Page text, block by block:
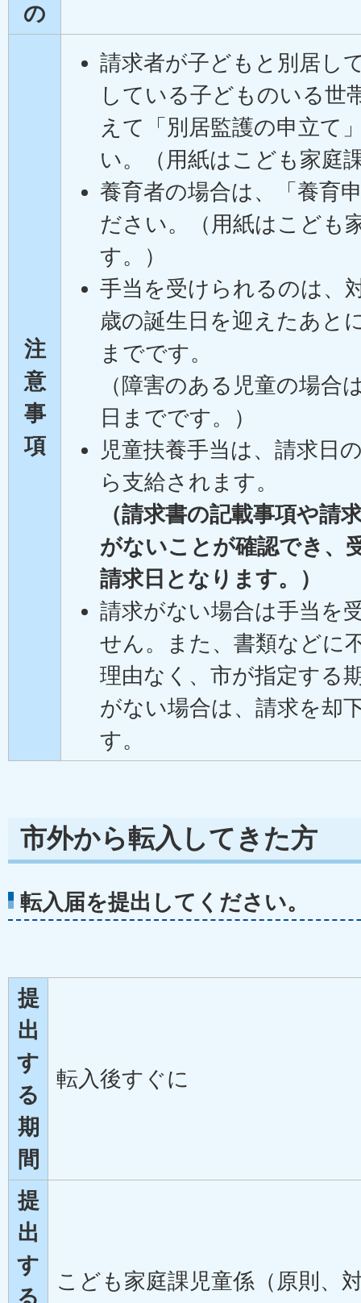
の
注
意
事
項
請求者が子どもと別居し
している子どものいる世
えて「別居監護の申立て
い。（用紙はこども家庭
養育者の場合は、「養育
ださい。（用紙はこども
す。）
手当を受けられるのは、
歳の誕生日を迎えたあと
までです。
（障害のある児童の場合
日までです。）
児童扶養手当は、請求日
ら支給されます。
（請求書の記載事項や請
がないことが確認でき、
請求日となります。）
請求がない場合は手当を
せん。また、書類などに
理由なく、市が指定する
がない場合は、請求を却
す。
市外から転入してきた方
転入届を提出してください。
提
出
す
る
期
間
転入後すぐに
提
出
す
る
こども家庭課児童係（原則、